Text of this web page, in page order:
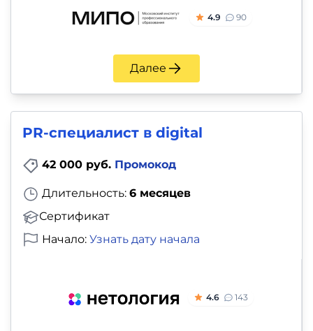
4.9 90
Далее
PR-специалист в digital
42 000 руб. Промокод
Длительность: 6 месяцев
Сертификат
Начало: Узнать дату начала
4.6 143
профориентацию